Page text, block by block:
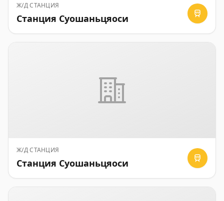
Ж/Д СТАНЦИЯ
Станция Суошаньцяоси
Ж/Д СТАНЦИЯ
Станция Суошаньцяоси